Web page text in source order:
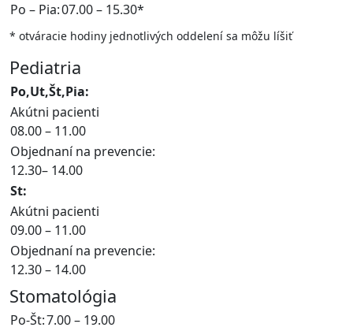
Po – Pia:07.00 – 15.30*
* otváracie hodiny jednotlivých oddelení sa môžu líšiť
Pediatria
Po,Ut,Št,Pia:
Akútni pacienti
08.00 – 11.00
Objednaní na prevencie:
12.30– 14.00
St:
Akútni pacienti
09.00 – 11.00
Objednaní na prevencie:
12.30 – 14.00
Stomatológia
Po-Št:7.00 – 19.00